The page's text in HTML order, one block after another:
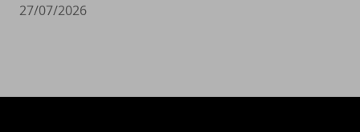
27/07/2026